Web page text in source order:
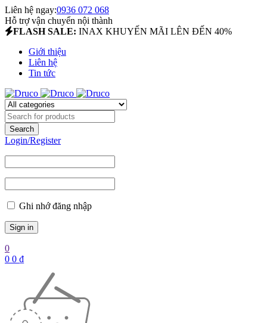
Liên hệ ngay:0936 072 068
Hỗ trợ vận chuyển nội thành
FLASH SALE: INAX KHUYẾN MÃI LÊN ĐẾN 40%
Giới thiệu
Liên hệ
Tin tức
Login/Register
Ghi nhớ đăng nhập
0
0 0 ₫